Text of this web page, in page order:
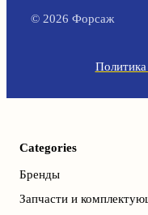
© 2026 Форсаж
Categories
Бренды
Запчасти и